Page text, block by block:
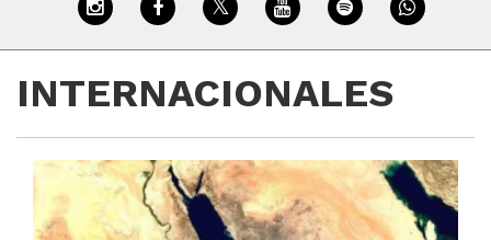
INTERNACIONALES